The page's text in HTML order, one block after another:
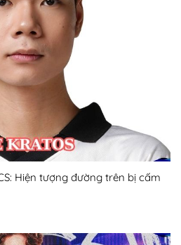
Hiện tượng đường trên bị cấm